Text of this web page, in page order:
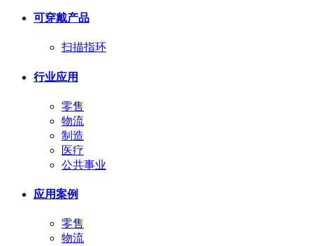
可穿戴产品
扫描指环
行业应用
零售
物流
制造
医疗
公共事业
应用案例
零售
物流